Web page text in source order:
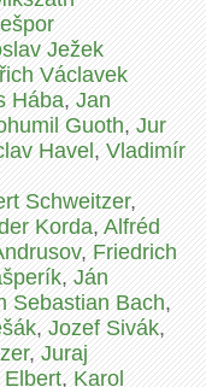
Ježek
Václavek
Hába,Jan
Guoth,Jur
Havel,Vladimír
Schweitzer,
Korda,Alfréd
,Friedrich
,Ján
Sebastian Bach,
,Jozef Sivák,
,Juraj
,Karol